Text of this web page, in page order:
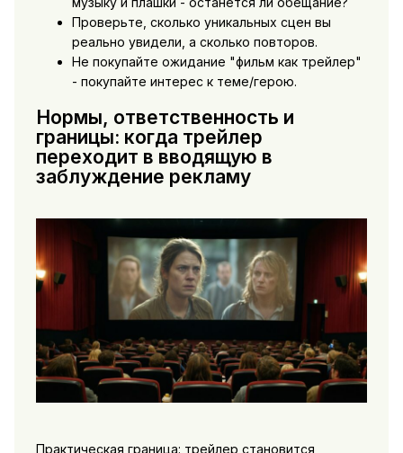
Проверьте, сколько уникальных сцен вы
реально увидели, а сколько повторов.
Не покупайте ожидание "фильм как трейлер"
- покупайте интерес к теме/герою.
Нормы, ответственность и
границы: когда трейлер
переходит в вводящую в
заблуждение рекламу
Практическая граница: трейлер становится